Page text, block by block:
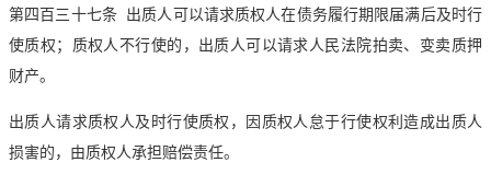
第四百三十七条 出质人可以请求质权人在债务履行期限届满后及时行
使质权；质权人不行使的，出质人可以请求人民法院拍卖、变卖质押
财产。
出质人请求质权人及时行使质权，因质权人怠于行使权利造成出质人
损害的，由质权人承担赔偿责任。